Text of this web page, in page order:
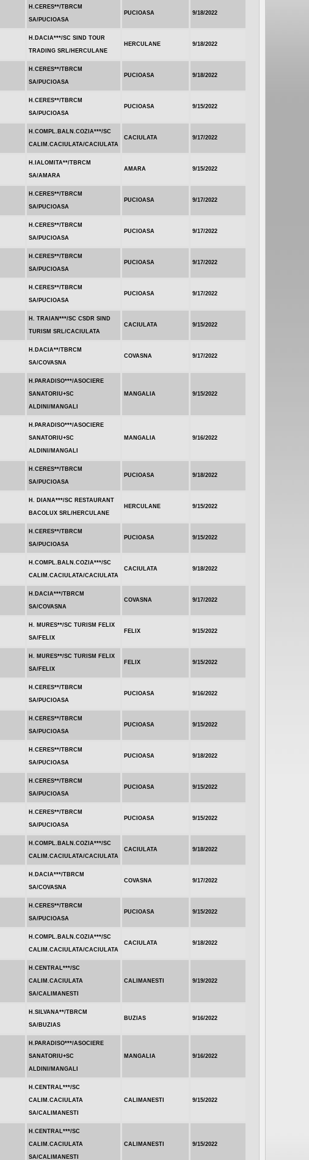
H.CERES**/TBRCM
SA/PUCIOASA
PUCIOASA 9/18/2022
H.DACIA***/SC SIND TOUR
TRADING SRL/HERCULANE
HERCULANE 9/18/2022
H.CERES**/TBRCM
SA/PUCIOASA
PUCIOASA 9/18/2022
H.CERES**/TBRCM
SA/PUCIOASA
PUCIOASA 9/15/2022
H.COMPL.BALN.COZIA***/SC
CALIM.CACIULATA/CACIULATA
CACIULATA 9/17/2022
H.IALOMITA**/TBRCM
SA/AMARA
AMARA 9/15/2022
H.CERES**/TBRCM
SA/PUCIOASA
PUCIOASA 9/17/2022
H.CERES**/TBRCM
SA/PUCIOASA
PUCIOASA 9/17/2022
H.CERES**/TBRCM
SA/PUCIOASA
PUCIOASA 9/17/2022
H.CERES**/TBRCM
SA/PUCIOASA
PUCIOASA 9/17/2022
H. TRAIAN***/SC CSDR SIND
TURISM SRL/CACIULATA
CACIULATA 9/15/2022
H.DACIA**/TBRCM
SA/COVASNA
COVASNA 9/17/2022
H.PARADISO***/ASOCIERE
SANATORIU+SC
ALDINI/MANGALI
MANGALIA 9/15/2022
H.PARADISO***/ASOCIERE
SANATORIU+SC
ALDINI/MANGALI
MANGALIA 9/16/2022
H.CERES**/TBRCM
SA/PUCIOASA
PUCIOASA 9/18/2022
H. DIANA***/SC RESTAURANT
BACOLUX SRL/HERCULANE
HERCULANE 9/15/2022
H.CERES**/TBRCM
SA/PUCIOASA
PUCIOASA 9/15/2022
H.COMPL.BALN.COZIA***/SC
CALIM.CACIULATA/CACIULATA
CACIULATA 9/18/2022
H.DACIA***/TBRCM
SA/COVASNA
COVASNA 9/17/2022
H. MURES**/SC TURISM FELIX
SA/FELIX
FELIX 9/15/2022
H. MURES**/SC TURISM FELIX
SA/FELIX
FELIX 9/15/2022
H.CERES**/TBRCM
SA/PUCIOASA
PUCIOASA 9/16/2022
H.CERES**/TBRCM
SA/PUCIOASA
PUCIOASA 9/15/2022
H.CERES**/TBRCM
SA/PUCIOASA
PUCIOASA 9/18/2022
H.CERES**/TBRCM
SA/PUCIOASA
PUCIOASA 9/15/2022
H.CERES**/TBRCM
SA/PUCIOASA
PUCIOASA 9/15/2022
H.COMPL.BALN.COZIA***/SC
CALIM.CACIULATA/CACIULATA
CACIULATA 9/18/2022
H.DACIA***/TBRCM
SA/COVASNA
COVASNA 9/17/2022
H.CERES**/TBRCM
SA/PUCIOASA
PUCIOASA 9/15/2022
H.COMPL.BALN.COZIA***/SC
CALIM.CACIULATA/CACIULATA
CACIULATA 9/18/2022
H.CENTRAL***/SC
CALIM.CACIULATA
SA/CALIMANESTI
CALIMANESTI 9/19/2022
H.SILVANA**/TBRCM
SA/BUZIAS
BUZIAS 9/16/2022
H.PARADISO***/ASOCIERE
SANATORIU+SC
ALDINI/MANGALI
MANGALIA 9/16/2022
H.CENTRAL***/SC
CALIM.CACIULATA
SA/CALIMANESTI
CALIMANESTI 9/15/2022
H.CENTRAL***/SC
CALIM.CACIULATA
SA/CALIMANESTI
CALIMANESTI 9/15/2022